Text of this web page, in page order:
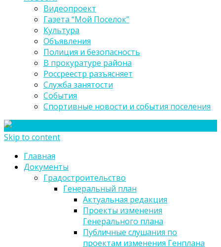
Видеопроект
Газета “Мой Поселок”
Культура
Объявления
Полиция и безопасность
В прокуратуре района
Россреестр разъясняет
Служба занятости
События
Спортивные новости и события поселения
Skip to content
Главная
Документы
Градостроительство
Генеральный план
Актуальная редакция
Проекты изменения
Генерального плана
Публичные слушания по
проектам изменения Генплана